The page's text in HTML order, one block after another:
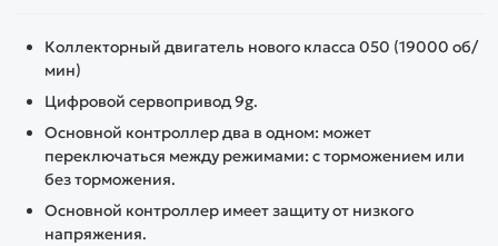
Коллекторный двигатель нового класса 050 (19000 об/
мин)
Цифровой сервопривод 9g.
Основной контроллер два в одном: может
переключаться между режимами: с торможением или
без торможения.
Основной контроллер имеет защиту от низкого
напряжения.